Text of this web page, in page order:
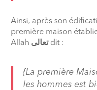
Ainsi, après son
première maison
Allah تعالىdit :
{La première
les hommes est